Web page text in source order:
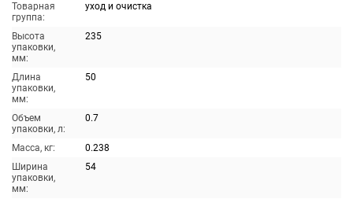
Товарная
группа:
уход и очистка
Высота
упаковки,
мм:
235
Длина
упаковки,
мм:
50
Объем
упаковки, л:
0.7
Масса, кг:
0.238
Ширина
упаковки,
мм:
54